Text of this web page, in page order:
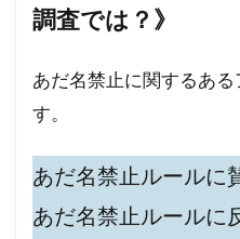
調査では？》
あだ名禁止に関するあ
す。
あだ名禁止ルールに
あだ名禁止ルールに